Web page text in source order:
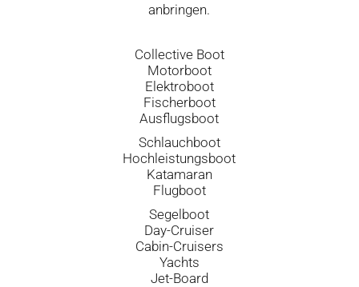
anbringen.
Collective Boot
Motorboot
Elektroboot
Fischerboot
Ausflugsboot
Schlauchboot
Hochleistungsboot
Katamaran
Flugboot
Segelboot
Day-Cruiser
Cabin-Cruisers
Yachts
Jet-Board